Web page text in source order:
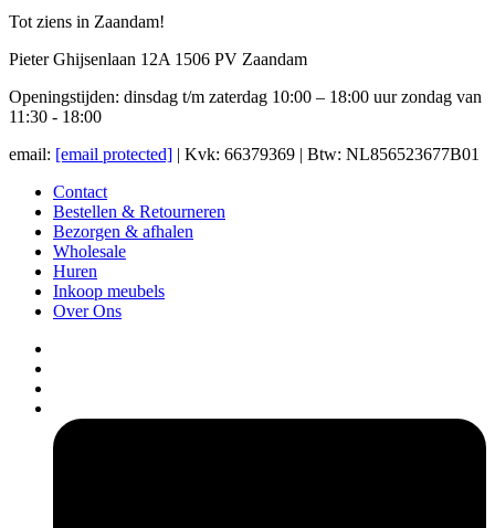
Tot ziens in Zaandam!
Pieter Ghijsenlaan 12A 1506 PV Zaandam
Openingstijden: dinsdag t/m zaterdag 10:00 – 18:00 uur zondag van
11:30 - 18:00
email: [email protected] | Kvk: 66379369 | Btw: NL856523677B01
Contact
Bestellen & Retourneren
Bezorgen & afhalen
Wholesale
Huren
Inkoop meubels
Over Ons